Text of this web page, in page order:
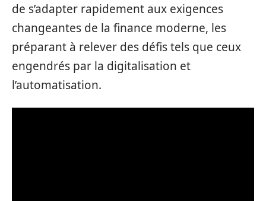
de s’adapter rapidement aux exigences
changeantes de la finance moderne, les
préparant à relever des défis tels que ceux
engendrés par la digitalisation et
l’automatisation.